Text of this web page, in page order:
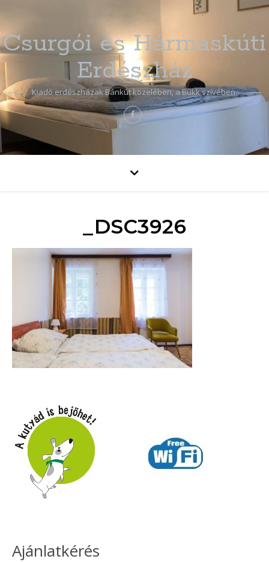
Csurgói és Hármaskúti
Erdészház
Kiadó erdészházak Bánkút közelében, a Bükk szívében.
_DSC3926
Ajánlatkérés